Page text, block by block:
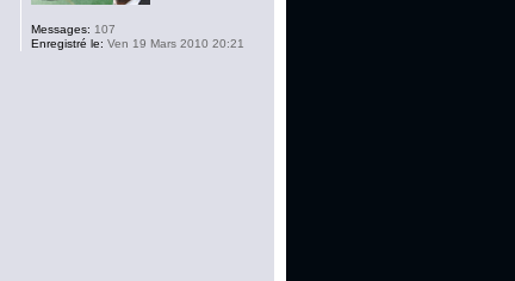
Messages: 107
Enregistré le: Ven 19 Mars 2010 20:21